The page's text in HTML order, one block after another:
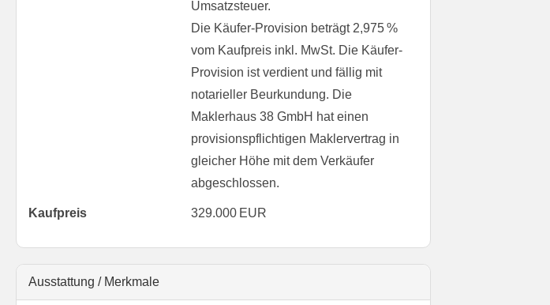
Umsatzsteuer.
Die Käufer-Provision beträgt 2,975 %
vom Kaufpreis inkl. MwSt. Die Käufer-
Provision ist verdient und fällig mit
notarieller Beurkundung. Die
Maklerhaus 38 GmbH hat einen
provisionspflichtigen Maklervertrag in
gleicher Höhe mit dem Verkäufer
abgeschlossen.
Kaufpreis 329.000 EUR
Ausstattung / Merkmale